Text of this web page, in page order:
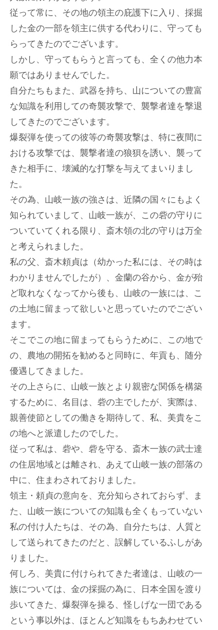
従って常に、その地の領主の庇護下に入り、採掘
した金の一部を領主に供する代わりに、守っても
らってきたのでございます。
しかし、守ってもらうと言っても、全くの他力本
願ではありませんでした。
自分たちもまた、武器を持ち、山についての豊富
な知識を利用しての奇襲攻撃で、襲撃者達を撃退
してきたのでございます。
爆裂弾を使っての彼等の奇襲攻撃は、特に夜間に
おける攻撃では、襲撃者達の狼狽を誘い、襲って
きた相手に、壊滅的な打撃を与えてまいりまし
た。
その為、山岐一族の強さは、近隣の国々にもよく
知られていまして、山岐一族が、この砦の守りに
ついていてくれる限り、斎木領の北の守りは万全
と考えられました。
私の父、斎木頼貞は（幼かった私には、その時は
わかりませんでしたが）、金蘭の谷から、金が殆
ど取れなくなってから後も、山岐の一族には、こ
の土地に留まって欲しいと思っていたのでござい
ます。
そこでこの地に留まってもらうために、この地で
の、農地の開拓を勧めると同時に、年貢も、随分
優遇してきました。
その上さらに、山岐一族とより親密な関係を構築
するために、名目は、砦の主でしたが、実際は、
親善使節としての働きを期待して、私、美貴をこ
の地へと派遣したのでした。
従って私は、砦や、砦を守る、斎木一族の武士達
の住居地域とは離され、あえて山岐一族の部落の
中に、住まわされておりました。
領主・頼貞の意向を、充分知らされておらず、ま
た、山岐一族についての知識も全くもっていない
私の付け人たちは、その為、自分たちは、人質と
して送られてきたのだと、誤解しているふしがあ
りました。
何しろ、美貴に付けられてきた者達は、山岐の一
族については、金の採掘の為に、日本全国を渡り
歩いてきた、爆裂弾を操る、怪しげな一団である
という事以外は、ほとんど知識をもちあわせてい